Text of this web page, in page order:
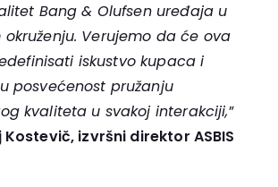
Bang & Olufsen uređaja u
okruženju. Verujemo da će ova
iskustvo kupaca i
posvećenost pružanju
kvaliteta u svakoj interakciji,”
Kostevič, izvršni direktor ASBIS